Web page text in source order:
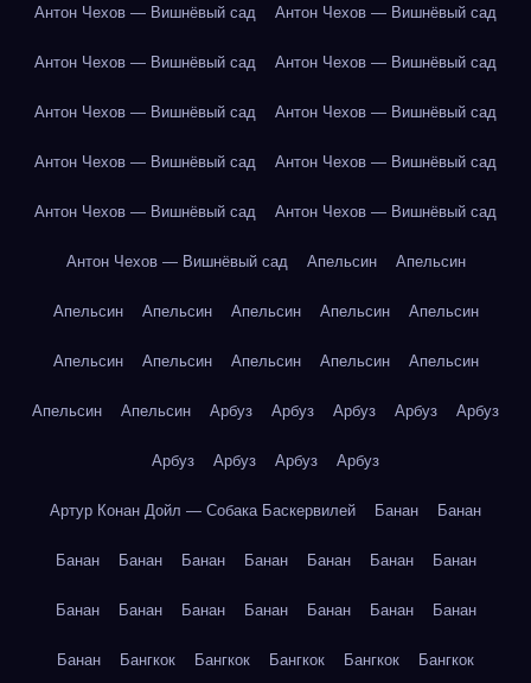
Антон Чехов — Вишнёвый сад Антон Чехов — Вишнёвый сад
Антон Чехов — Вишнёвый сад Антон Чехов — Вишнёвый сад
Антон Чехов — Вишнёвый сад Антон Чехов — Вишнёвый сад
Антон Чехов — Вишнёвый сад Антон Чехов — Вишнёвый сад
Антон Чехов — Вишнёвый сад Антон Чехов — Вишнёвый сад
Антон Чехов — Вишнёвый сад Апельсин Апельсин
Апельсин Апельсин Апельсин Апельсин Апельсин
Апельсин Апельсин Апельсин Апельсин Апельсин
Апельсин Апельсин Арбуз Арбуз Арбуз Арбуз Арбуз
Арбуз Арбуз Арбуз Арбуз
Артур Конан Дойл — Собака Баскервилей Банан Банан
Банан Банан Банан Банан Банан Банан Банан
Банан Банан Банан Банан Банан Банан Банан
Банан Бангкок Бангкок Бангкок Бангкок Бангкок